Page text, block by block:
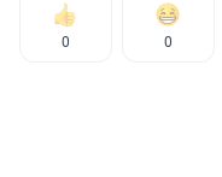
0 0